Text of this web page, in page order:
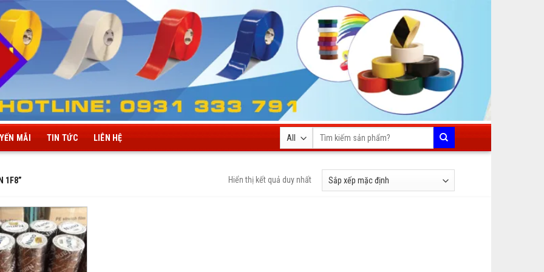
MÃI TIN TỨC LIÊN HỆ
Tìm
kiếm:
1F8” Hiển thị kết quả duy nhất